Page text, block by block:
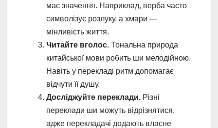
має значення. Наприклад, верба часто
символізує розлуку, а хмари —
мінливість життя.
Читайте вголос. Тональна природа
китайської мови робить ши мелодійною.
Навіть у перекладі ритм допомагає
відчути її душу.
Досліджуйте переклади. Різні
переклади ши можуть відрізнятися,
адже перекладачі додають власне